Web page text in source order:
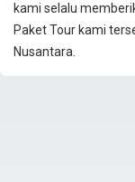
kami selalu
Paket Tour kami
Nusantara.